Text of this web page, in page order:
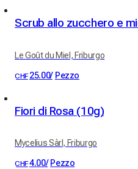
Le Goût du Miel, Friburgo
CHF 25.00/ Pezzo
Fiori di Rosa (10g)
Mycelius Sàrl, Friburgo
CHF4.00/ Pezzo